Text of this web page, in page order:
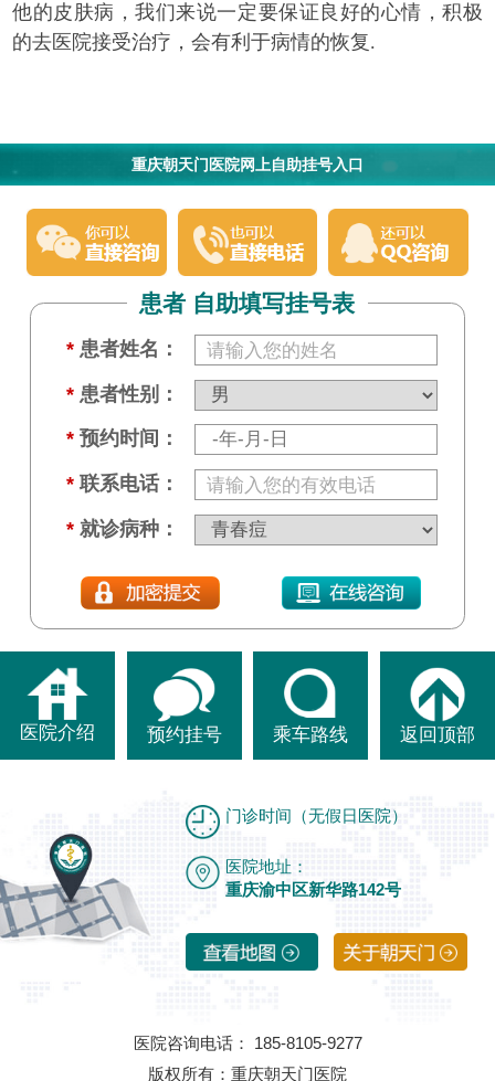
他的皮肤病，我们来说一定要保证良好的心情，积极
的去医院接受治疗，会有利于病情的恢复.
重庆朝天门医院网上自助挂号入口
患者 自助填写挂号表
* 患者姓名：
* 患者性别：
* 预约时间：
* 联系电话：
* 就诊病种：
医院介绍 预约挂号 乘车路线 返回顶部
门诊时间（无假日医院）
医院地址：
重庆渝中区新华路142号
医院咨询电话： 185-8105-9277
版权所有：重庆朝天门医院